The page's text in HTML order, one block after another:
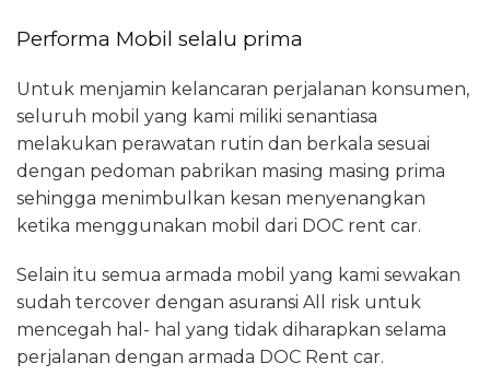
Performa Mobil selalu prima
Untuk menjamin kelancaran perjalanan konsumen,
seluruh mobil yang kami miliki senantiasa
melakukan perawatan rutin dan berkala sesuai
dengan pedoman pabrikan masing masing prima
sehingga menimbulkan kesan menyenangkan
ketika menggunakan mobil dari DOC rent car.
Selain itu semua armada mobil yang kami sewakan
sudah tercover dengan asuransi All risk untuk
mencegah hal- hal yang tidak diharapkan selama
perjalanan dengan armada DOC Rent car.